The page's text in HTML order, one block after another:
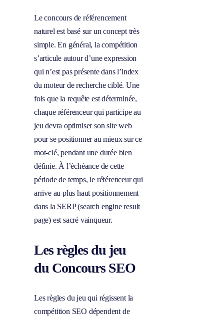
Le concours de référencement
naturel est basé sur un concept très
simple. En général, la compétition
s’articule autour d’une expression
qui n’est pas présente dans l’index
du moteur de recherche ciblé. Une
fois que la requête est déterminée,
chaque référenceur qui participe au
jeu devra optimiser son site web
pour se positionner au mieux sur ce
mot-clé, pendant une durée bien
définie. À l’échéance de cette
période de temps, le référenceur qui
arrive au plus haut positionnement
dans la SERP (search engine result
page) est sacré vainqueur.
Les règles du jeu
du Concours SEO
Les règles du jeu qui régissent la
compétition SEO dépendent de